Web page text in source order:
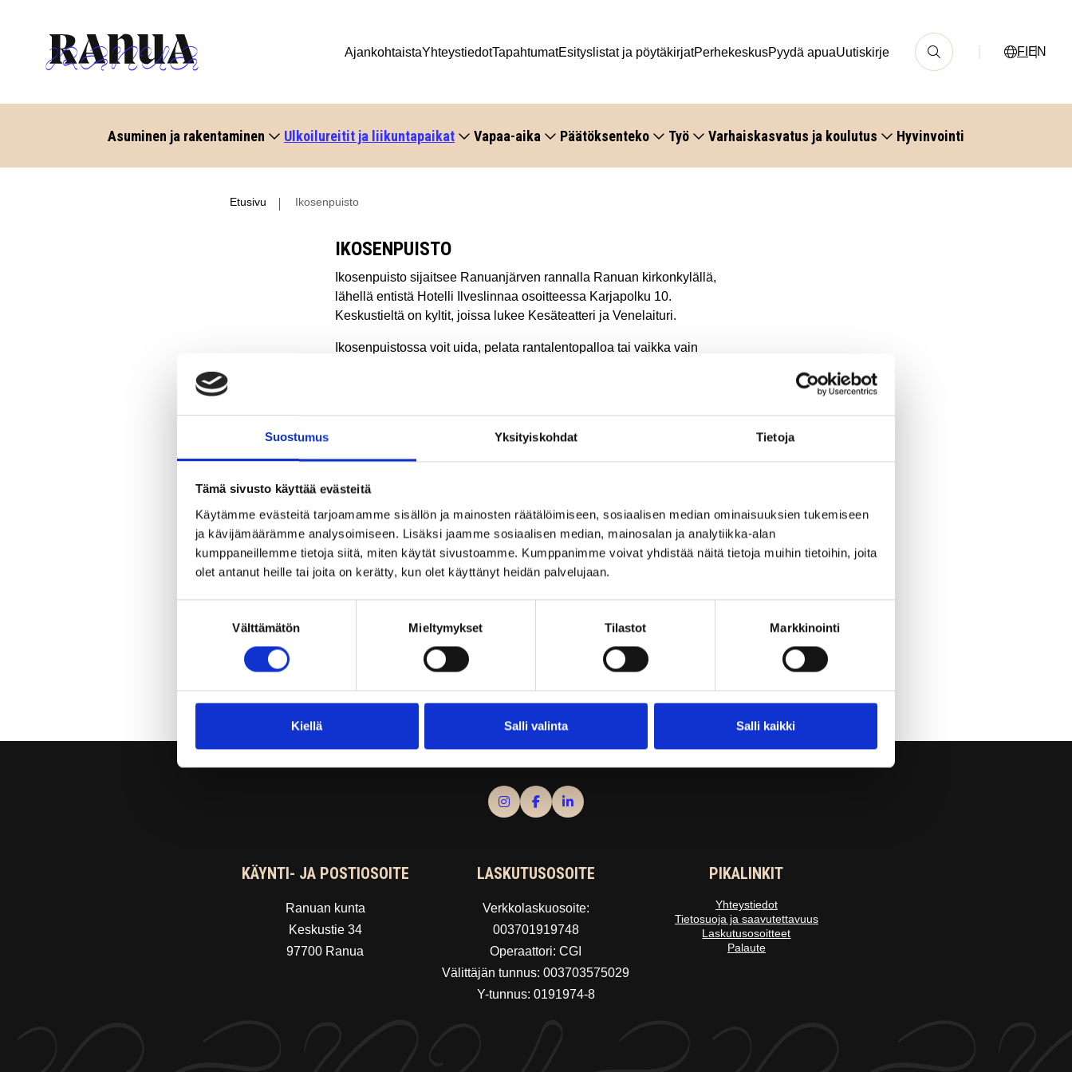
Suostumus Yksityiskohdat Tietoja
Tämä sivusto käyttää evästeitä
Käytämme evästeitä tarjoamamme sisällön ja mainosten räätälöimiseen, sosiaalisen median ominaisuuksien tukemiseen
ja kävijämäärämme analysoimiseen. Lisäksi jaamme sosiaalisen median, mainosalan ja analytiikka-alan
kumppaneillemme tietoja siitä, miten käytät sivustoamme. Kumppanimme voivat yhdistää näitä tietoja muihin tietoihin, joita
olet antanut heille tai joita on kerätty, kun olet käyttänyt heidän palvelujaan.
Välttämätön Mieltymykset Tilastot Markkinointi
Kiellä Salli valinta Salli kaikki
AjankohtaistaYhteystiedotTapahtumatEsityslistat ja pöytäkirjatPerhekeskusPyydä apuaUutiskirje FI EN
Asuminen ja rakentaminen Ulkoilureitit ja liikuntapaikat Vapaa-aika Päätöksenteko Työ Varhaiskasvatus ja koulutus Hyvinvointi
Etusivu Ikosenpuisto
IKOSENPUISTO
Ikosenpuisto sijaitsee Ranuanjärven rannalla Ranuan kirkonkylällä,
lähellä entistä Hotelli Ilveslinnaa osoitteessa Karjapolku 10.
Keskustieltä on kyltit, joissa lukee Kesäteatteri ja Venelaituri.
Ikosenpuistossa voit uida, pelata rantalentopalloa tai vaikka vain
KÄYNTI- JA POSTIOSOITE
Ranuan kunta
Keskustie 34
97700 Ranua
LASKUTUSOSOITE
Verkkolaskuosoite:
003701919748
Operaattori: CGI
Välittäjän tunnus: 003703575029
Y-tunnus: 0191974-8
PIKALINKIT
Yhteystiedot
Tietosuoja ja saavutettavuus
Laskutusosoitteet
Palaute